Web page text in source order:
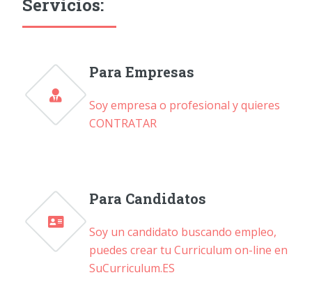
Servicios:
Para Empresas
Soy empresa o profesional y quieres
CONTRATAR
Para Candidatos
Soy un candidato buscando empleo,
puedes crear tu Curriculum on-line en
SuCurriculum.ES